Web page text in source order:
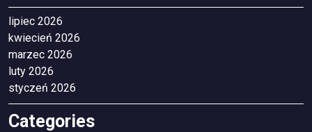
lipiec 2026
kwiecień 2026
marzec 2026
luty 2026
styczeń 2026
Categories